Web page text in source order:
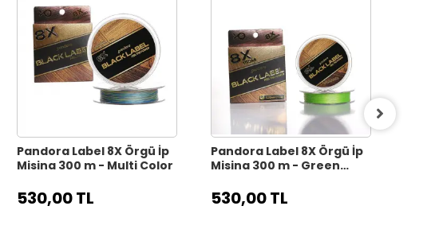
Pandora Label 8X Örgü İp
Misina 300 m - Multi Color
530,00 TL
Pandora Label 8X Örgü İp
Misina 300 m - Green
530,00 TL